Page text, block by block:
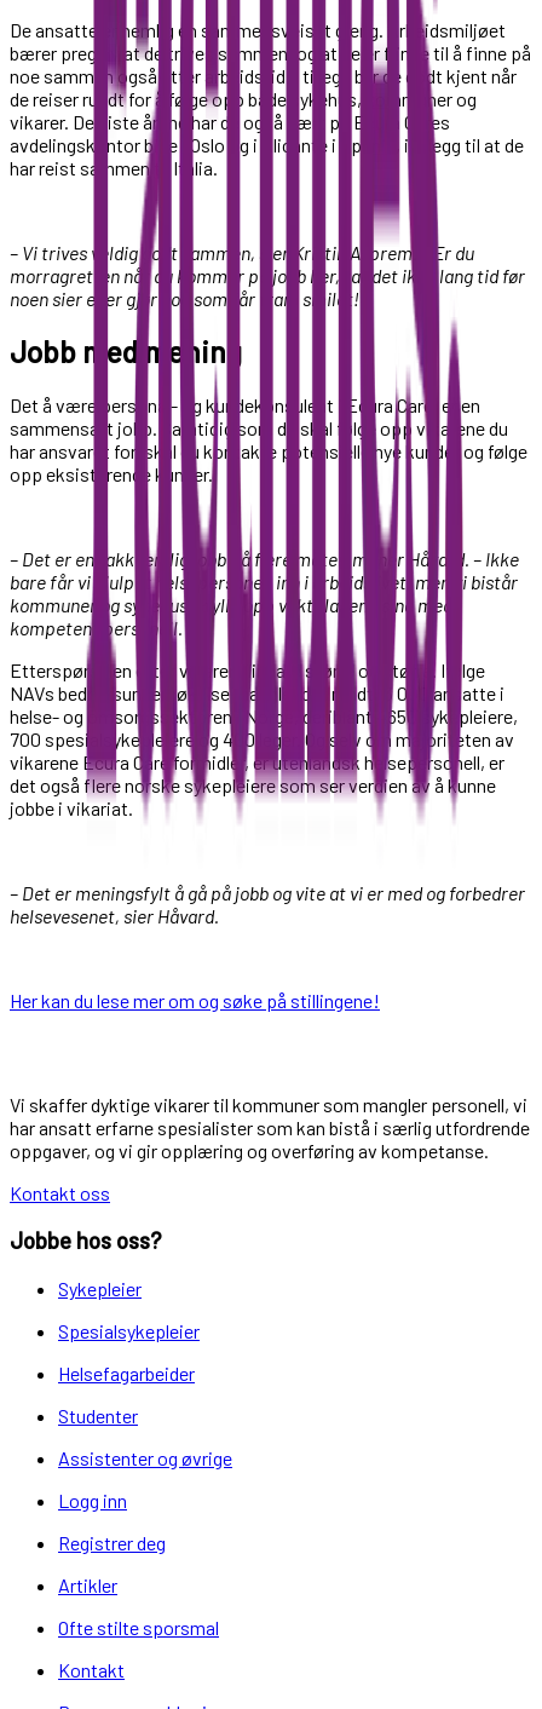
De ansatte er nemlig en sammensveiset gjeng. Arbeidsmiljøet
bærer preg av at de trives sammen, og at de er flinke til å finne på
noe sammen også etter arbeidstid. I tillegg blir de godt kjent når
de reiser rundt for å følge opp både sykehus, kommuner og
vikarer. De siste årene har de også vært på Ecura Cares
avdelingskontor bide i Oslo og i Alicante i Spania, i tillegg til at de
har reist sammen til Italia.
– Vi trives veldig godt sammen, sier Kristin Asprem. – Er du
morragretten når du kommer på jobb her, tar det ikke lang tid før
noen sier eller gjør noe som får fram smilet!
Jobb med mening
Det å være personal- og kundekonsulent i Ecura Care, er en
sammensatt jobb. Samtidig som du skal følge opp vikarene du
har ansvaret for, skal du kontakte potensielle nye kunder og følge
opp eksisterende kunder.
– Det er en takknemlig jobb på flere måter, mener Håvard. – Ikke
bare får vi hjulpet helsepersonell inn i arbeidslivet, men vi bistår
kommuner og sykehus å fylle opp vaktplanene sine med
kompetent personell.
Etterspørselen etter vikarer blir bare større og større. Ifølge
NAVs bedriftsundersøkelse mangler det rundt 13 000 ansatte i
helse- og omsorgssektoren i Norge, deriblant 4650 sykepleiere,
700 spesialsykepleiere og 400 leger. Og selv om majoriteten av
vikarene Ecura Care formidler, er utenlandsk helsepersonell, er
det også flere norske sykepleiere som ser verdien av å kunne
jobbe i vikariat.
– Det er meningsfylt å gå på jobb og vite at vi er med og forbedrer
helsevesenet, sier Håvard.
Her kan du lese mer om og søke på stillingene!
Vi skaffer dyktige vikarer til kommuner som mangler personell, vi
har ansatt erfarne spesialister som kan bistå i særlig utfordrende
oppgaver, og vi gir opplæring og overføring av kompetanse.
Kontakt oss
Jobbe hos oss?
Sykepleier
Spesialsykepleier
Helsefagarbeider
Studenter
Assistenter og øvrige
Logg inn
Registrer deg
Artikler
Ofte stilte sporsmal
Kontakt